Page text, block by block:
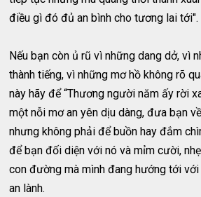
điều gì đó đủ an bình cho tương lai tới".
Nếu bạn còn ủ rũ vì những dang dở, vì
thành tiếng, vì những mơ hồ không rõ
này hãy để “Thương người năm ấy rời
một nỗi mơ an yên dịu dàng, đưa bạn
nhưng không phải để buồn hay đắm
để bạn đối diện với nó và mỉm cười,
con đường mà mình đang hướng tới
an lành.